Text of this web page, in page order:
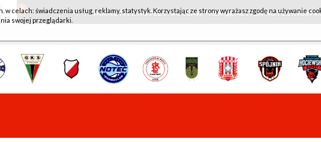
WKK ACTIVE HOTEL WROCŁAW - KSK QEMETICA NOTEĆ
w celach: świadczenia usług, reklamy, statystyk. Korzystając ze strony wyrażasz zgodę na używanie
swojej przeglądarki.